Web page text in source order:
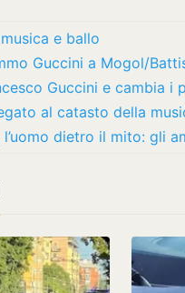
e ballo